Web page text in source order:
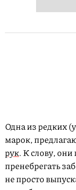
Одна из редких
марок,
рук. К слову,
пренебрегать
не просто